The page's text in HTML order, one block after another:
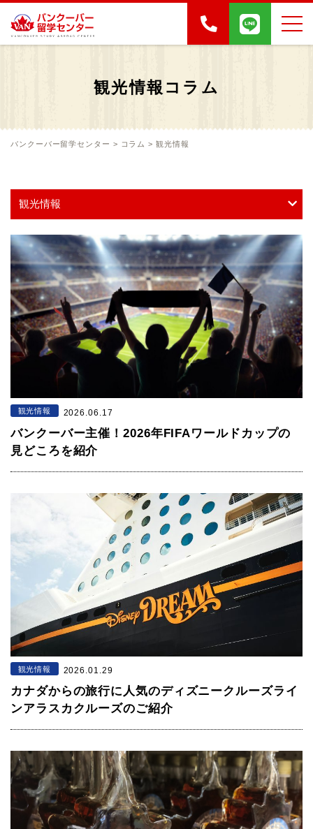
観光情報コラム
バンクーバー留学センター > コラム > 観光情報
観光情報 2026.06.17
バンクーバー主催！2026年FIFAワールドカップの
見どころを紹介
観光情報 2026.01.29
カナダからの旅行に人気のディズニークルーズライ
ンアラスカクルーズのご紹介